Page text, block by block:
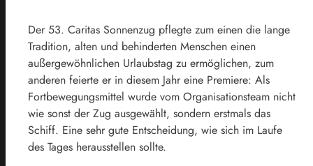
Der 53. Caritas Sonnenzug pflegte zum einen die lange
Tradition, alten und behinderten Menschen einen
außergewöhnlichen Urlaubstag zu ermöglichen, zum
anderen feierte er in diesem Jahr eine Premiere: Als
Fortbewegungsmittel wurde vom Organisationsteam nicht
wie sonst der Zug ausgewählt, sondern erstmals das
Schiff. Eine sehr gute Entscheidung, wie sich im Laufe
des Tages herausstellen sollte.